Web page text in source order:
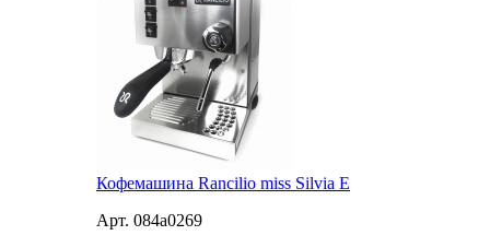
Кофемашина Rancilio miss Silvia E
Арт. 084a0269